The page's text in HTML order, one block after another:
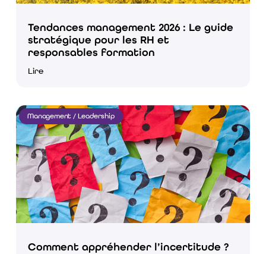
Tendances management 2026 : Le guide
stratégique pour les RH et
responsables formation
Lire
Management / Leadership
Comment appréhender l’incertitude ?